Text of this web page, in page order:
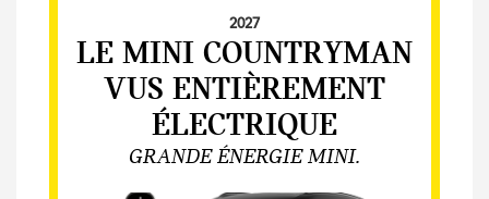
2027
LE MINI COUNTRYMAN
VUS ENTIÈREMENT
ÉLECTRIQUE
GRANDE ÉNERGIE MINI.